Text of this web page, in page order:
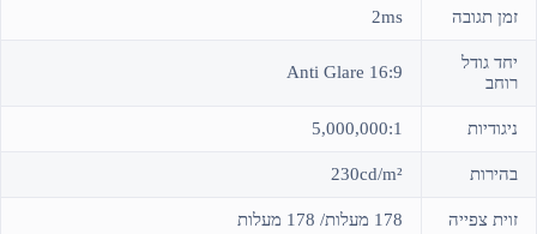
זמן תגובה 2ms
יחד גודל
רוחב
16:9 Anti Glare
ניגודיות 5,000,000:1
בהירות 230cd/m²
זוית צפייה 178 מעלות/ 178 מעלות